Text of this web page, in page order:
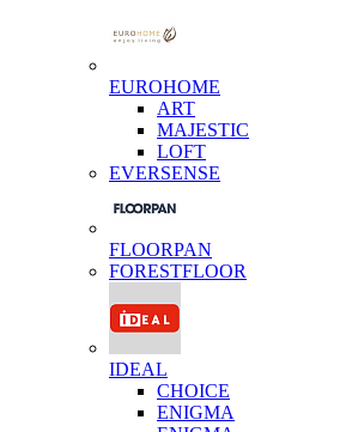
EUROHOME
ART
MAJESTIC
LOFT
EVERSENSE
FLOORPAN
FORESTFLOOR
IDEAL
CHOICE
ENIGMA